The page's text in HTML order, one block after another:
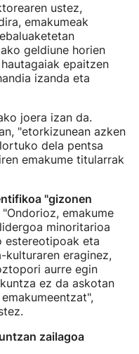
ustez,
emakumeak
geldiune horien
epaitzen
izanda eta
joera izan da.
"etorkizunean azken
dela pentsa
emakume titularrak
"gizonen
"Ondorioz, emakume
minoritarioa
estereotipoak eta
kulturaren eraginez,
aurre egin
ez da askotan
zailagoa